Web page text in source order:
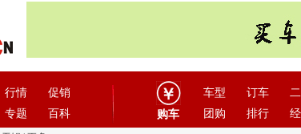
行情
促销
专题 百科 购车
车型 订车
团购
排行